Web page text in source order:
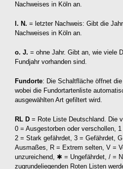
Nachweises in Köln an.
l. N. = letzter Nachweis: Gibt die
Nachweises in Köln an.
o. J. = ohne Jahr. Gibt an, wie viele
Fundjahr vorhanden sind.
Fundorte: Die Schaltfläche öffnet die
wobei die Fundortartenliste
ausgewählten Art gefiltert wird.
RL D= Rote Liste Deutschland. Die
0 = Ausgestorben oder verschollen,
2 = Stark gefährdet, 3 = Gefährdet,
Ausmaßes, R = Extrem selten, V =
unzureichend, ✱ = Ungefährdet, / =
zugrundeliegenden Roten Listen